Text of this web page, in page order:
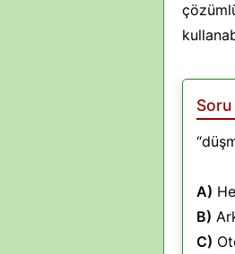
Soru
A)
B)
C)